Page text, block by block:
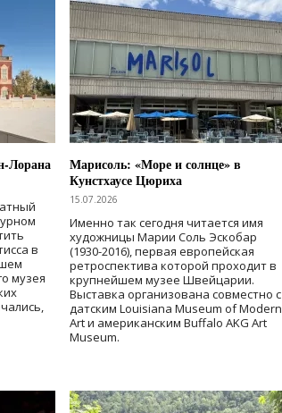
Лорана
в
музея
Марисоль: «Море и солнце» в
Кунстхаусе Цюриха
15.07.2026
Именно так сегодня читается имя
художницы Марии Соль Эскобар
(1930-2016), первая европейская
ретроспектива которой проходит в
крупнейшем музее Швейцарии.
Выставка организована совместно с
датским Louisiana Museum of Modern
Art и американским Buffalo AKG Art
Museum.